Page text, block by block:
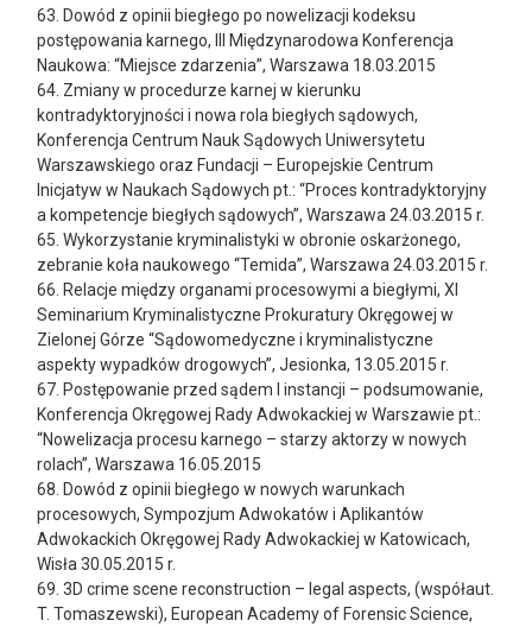
63. Dowód z opinii biegłego po nowelizacji kodeksu
postępowania karnego, III Międzynarodowa Konferencja
Naukowa: “Miejsce zdarzenia”, Warszawa 18.03.2015
64. Zmiany w procedurze karnej w kierunku
kontradyktoryjności i nowa rola biegłych sądowych,
Konferencja Centrum Nauk Sądowych Uniwersytetu
Warszawskiego oraz Fundacji – Europejskie Centrum
Inicjatyw w Naukach Sądowych pt.: “Proces kontradyktoryjny
a kompetencje biegłych sądowych”, Warszawa 24.03.2015 r.
65. Wykorzystanie kryminalistyki w obronie oskarżonego,
zebranie koła naukowego “Temida”, Warszawa 24.03.2015 r.
66. Relacje między organami procesowymi a biegłymi, XI
Seminarium Kryminalistyczne Prokuratury Okręgowej w
Zielonej Górze “Sądowomedyczne i kryminalistyczne
aspekty wypadków drogowych”, Jesionka, 13.05.2015 r.
67. Postępowanie przed sądem I instancji – podsumowanie,
Konferencja Okręgowej Rady Adwokackiej w Warszawie pt.:
“Nowelizacja procesu karnego – starzy aktorzy w nowych
rolach”, Warszawa 16.05.2015
68. Dowód z opinii biegłego w nowych warunkach
procesowych, Sympozjum Adwokatów i Aplikantów
Adwokackich Okręgowej Rady Adwokackiej w Katowicach,
Wisła 30.05.2015 r.
69. 3D crime scene reconstruction – legal aspects, (współaut.
T. Tomaszewski), European Academy of Forensic Science,